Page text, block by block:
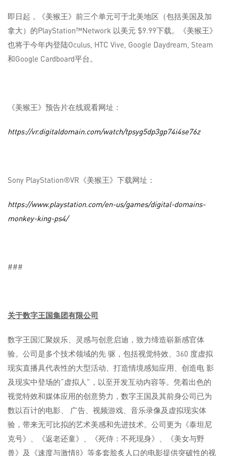
即日起，《美猴王》前三个单元可于北美地区（包括美国及加
拿大）的PlayStation™Network 以美元 $9.99下载。《美猴王》
也将于今年内登陆Oculus, HTC Vive, Google Daydream, Steam
和Google Cardboard平台。
《美猴王》预告片在线观看网址：
https://vr.digitaldomain.com/watch/tpsyg5dp3gp74i4se76z
Sony PlayStation®VR《美猴王》下载网址：
https://www.playstation.com/en-us/games/digital-domains-
monkey-king-ps4/
###
关于数字王国集团有限公司
数字王国汇聚娱乐、灵感与创意启迪，致力缔造崭新感官体
验。公司是多个技术领域的先 驱，包括视觉特效、360 度虚拟
现实直播具代表性的大型活动、打造情境感知应用、创造电 影
及现实中登场的“虚拟人”，以至开发互动内容等。凭着出色的
视觉特效和媒体应用的创意势力，数字王国及其前身公司已为
数以百计的电影、 广告、视频游戏、音乐录像及虚拟现实体
验，带来无可比拟的艺术美感和先进技术。公司更为《泰坦尼
克号》、《返老还童》、《死侍：不死现身》、《美女与野
兽》及《速度与激情8》等多套脍炙人口的电影提供突破性的视